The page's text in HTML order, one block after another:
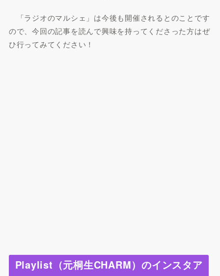
「ラジオのマルシェ」は今後も開催されるとのことです
ので、今回の記事を読んで興味を持ってくださった方はぜ
ひ行ってみてください！
Playlist（元桐生CHARM）のインスタア